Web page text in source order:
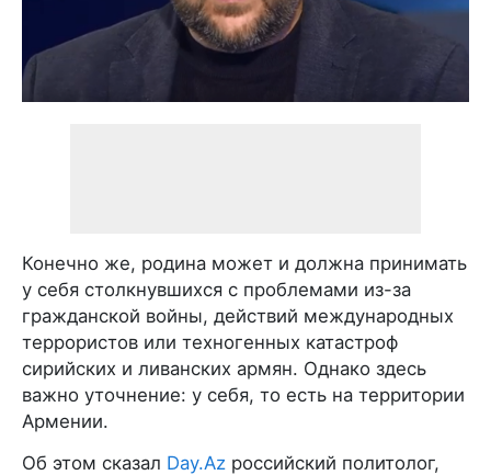
Конечно же, родина может и должна принимать
у себя столкнувшихся с проблемами из-за
гражданской войны, действий международных
террористов или техногенных катастроф
сирийских и ливанских армян. Однако здесь
важно уточнение: у себя, то есть на территории
Армении.
Об этом сказал Day.Az российский политолог,